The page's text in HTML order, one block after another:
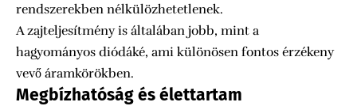
rendszerekben nélkülözhetetlenek.
A zajteljesítmény is általában jobb, mint a
hagyományos diódáké, ami különösen fontos érzékeny
vevő áramkörökben.
Megbízhatóság és élettartam